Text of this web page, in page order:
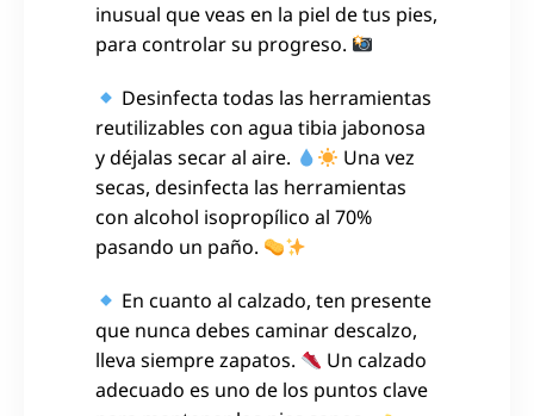
inusual que veas en la piel de tus pies,
para controlar su progreso.
Desinfecta todas las herramientas
reutilizables con agua tibia jabonosa
y déjalas secar al aire.
Una vez
secas, desinfecta las herramientas
con alcohol isopropílico al 70%
pasando un paño.
En cuanto al calzado, ten presente
que nunca debes caminar descalzo,
lleva siempre zapatos.
Un calzado
adecuado es uno de los puntos clave